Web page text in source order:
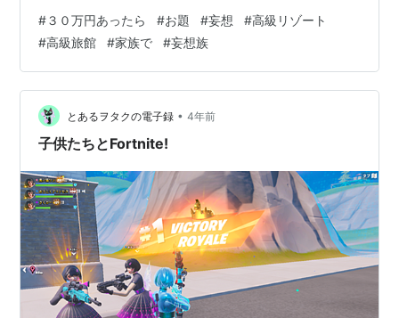
ねー。 こういう系のやつは想像するだけで もうよだれも
のですね(笑) どこら辺にいこうかねー そうだねー 場所は
沖縄もいいよねー 軽井沢とかそっちもいいよねー あとは
行ったことのない高級な旅館に行ってみたいなー 鎌倉と
かもいいねー あーイイねー きっと行ったことがない所で
…
#３０万円あったら #お題 #妄想 #高級リゾート
#高級旅館 #家族で #妄想族
とあるヲタクの電子録 • 4年前
子供たちとFortnite!